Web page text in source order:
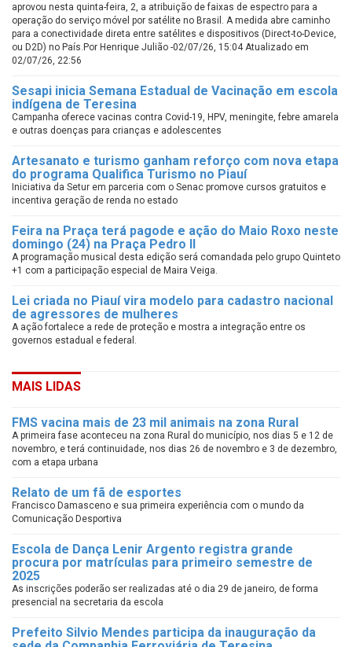
aprovou nesta quinta-feira, 2, a atribuição de faixas de espectro para a
operação do serviço móvel por satélite no Brasil. A medida abre caminho
para a conectividade direta entre satélites e dispositivos (Direct-to-Device,
ou D2D) no País.Por Henrique Julião -02/07/26, 15:04 Atualizado em
02/07/26, 22:56
Sesapi inicia Semana Estadual de Vacinação em escola
indígena de Teresina
Campanha oferece vacinas contra Covid-19, HPV, meningite, febre amarela
e outras doenças para crianças e adolescentes
Artesanato e turismo ganham reforço com nova etapa
do programa Qualifica Turismo no Piauí
Iniciativa da Setur em parceria com o Senac promove cursos gratuitos e
incentiva geração de renda no estado
Feira na Praça terá pagode e ação do Maio Roxo neste
domingo (24) na Praça Pedro II
A programação musical desta edição será comandada pelo grupo Quinteto
+1 com a participação especial de Maira Veiga.
Lei criada no Piauí vira modelo para cadastro nacional
de agressores de mulheres
A ação fortalece a rede de proteção e mostra a integração entre os
governos estadual e federal.
MAIS LIDAS
FMS vacina mais de 23 mil animais na zona Rural
A primeira fase aconteceu na zona Rural do município, nos dias 5 e 12 de
novembro, e terá continuidade, nos dias 26 de novembro e 3 de dezembro,
com a etapa urbana
Relato de um fã de esportes
Francisco Damasceno e sua primeira experiência com o mundo da
Comunicação Desportiva
Escola de Dança Lenir Argento registra grande
procura por matrículas para primeiro semestre de
2025
As inscrições poderão ser realizadas até o dia 29 de janeiro, de forma
presencial na secretaria da escola
Prefeito Silvio Mendes participa da inauguração da